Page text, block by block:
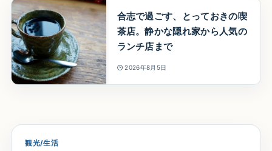
合志で過ごす、とっておきの喫
茶店。静かな隠れ家から人気の
ランチ店まで
2026年8月5日
観光/生活